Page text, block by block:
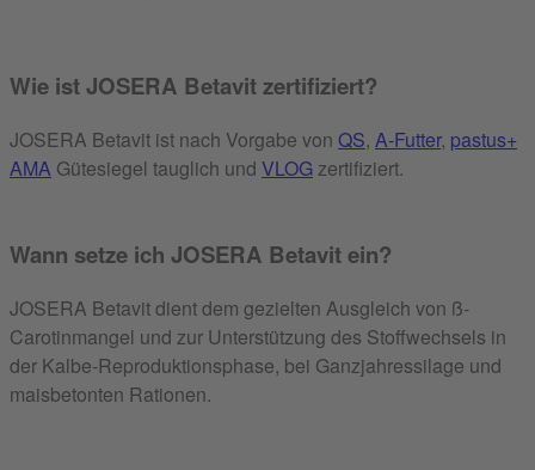
Wie ist JOSERA Betavit zertifiziert?
JOSERA Betavit ist nach Vorgabe von QS, A-Futter, pastus+
AMA Gütesiegel tauglich und VLOG zertifiziert.
Wann setze ich JOSERA Betavit ein?
JOSERA Betavit dient dem gezielten Ausgleich von ß-
Carotinmangel und zur Unterstützung des Stoffwechsels in
der Kalbe-Reproduktionsphase, bei Ganzjahressilage und
maisbetonten Rationen.